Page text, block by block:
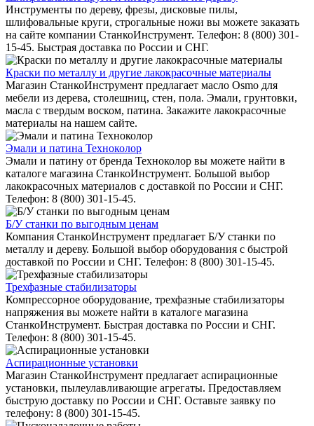
Инструменты по дереву, фрезы, дисковые пилы,
шлифовальные круги, строгальные ножи вы можете заказать
на сайте компании СтанкоИнструмент. Телефон: 8 (800) 301-
15-45. Быстрая доставка по России и СНГ.
Краски по металлу и другие лакокрасочные материалы
Магазин СтанкоИнструмент предлагает масло Osmo для
мебели из дерева, столешниц, стен, пола. Эмали, грунтовки,
масла с твердым воском, патина. Закажите лакокрасочные
материалы на нашем сайте.
Эмали и патина Техноколор
Эмали и патину от бренда Техноколор вы можете найти в
каталоге магазина СтанкоИнструмент. Большой выбор
лакокрасочных материалов с доставкой по России и СНГ.
Телефон: 8 (800) 301-15-45.
Б/У станки по выгодным ценам
Компания СтанкоИнструмент предлагает Б/У станки по
металлу и дереву. Большой выбор оборудования с быстрой
доставкой по России и СНГ. Телефон: 8 (800) 301-15-45.
Трехфазные стабилизаторы
Компрессорное оборудование, трехфазные стабилизаторы
напряжения вы можете найти в каталоге магазина
СтанкоИнструмент. Быстрая доставка по России и СНГ.
Телефон: 8 (800) 301-15-45.
Аспирационные установки
Магазин СтанкоИнструмент предлагает аспирационные
установки, пылеулавливающие агрегаты. Предоставляем
быструю доставку по России и СНГ. Оставьте заявку по
телефону: 8 (800) 301-15-45.